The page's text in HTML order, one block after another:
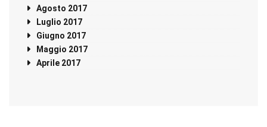
Agosto 2017
Luglio 2017
Giugno 2017
Maggio 2017
Aprile 2017